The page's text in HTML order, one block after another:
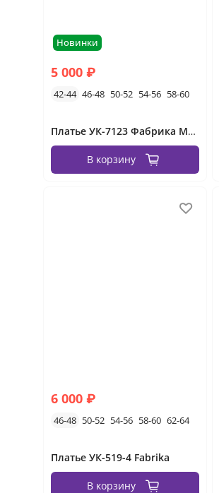
Новинки
5 000 ₽
42-44 46-48 50-52 54-56 58-60
Платье УК-7123 Фабрика Моды
В корзину
6 000 ₽
46-48 50-52 54-56 58-60 62-64
Платье УК-519-4 Fabrika
В корзину